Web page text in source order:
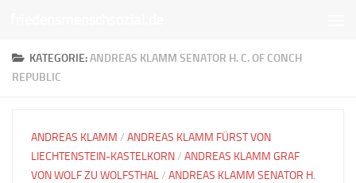
KATEGORIE:ANDREAS KLAMM SENATOR H. C. OF CONCH
REPUBLIC
ANDREAS KLAMM / ANDREAS KLAMM FÜRST VON
LIECHTENSTEIN-KASTELKORN/ ANDREAS KLAMM GRAF
VON WOLF ZU WOLFSTHAL/ ANDREAS KLAMM SENATOR H.